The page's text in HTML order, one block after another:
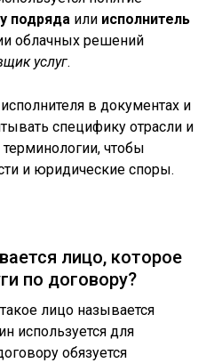
подряда или исполнитель
облачных решений
услуг.
в документах и
специфику отрасли и
чтобы
и юридические споры.
лицо, которое
по договору?
лицо называется
используется для
обязуется